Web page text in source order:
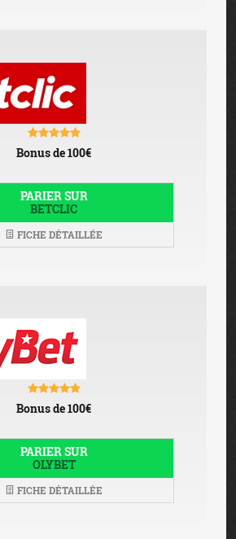
Bonus de 100€
PARIER SUR
BETCLIC
FICHE DÉTAILLÉE
Bonus de 100€
PARIER SUR
OLYBET
FICHE DÉTAILLÉE